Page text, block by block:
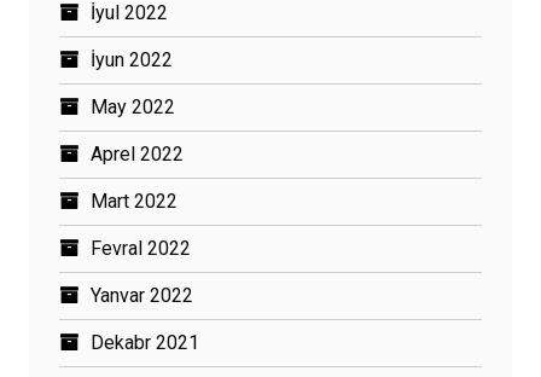
İyul 2022
İyun 2022
May 2022
Aprel 2022
Mart 2022
Fevral 2022
Yanvar 2022
Dekabr 2021